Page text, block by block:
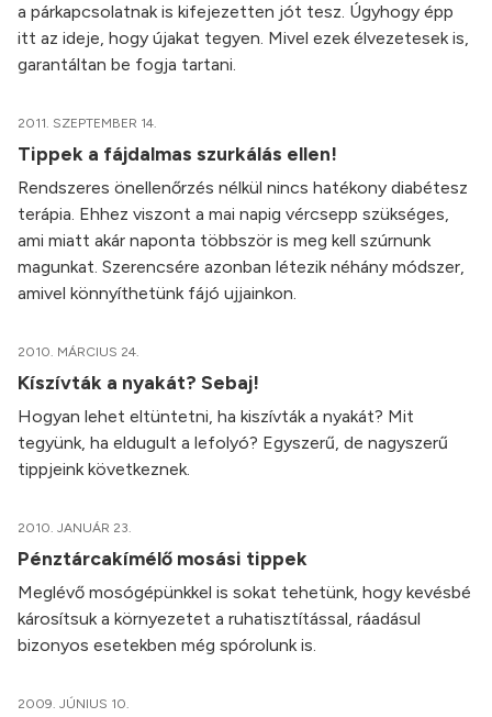
a párkapcsolatnak is kifejezetten jót tesz. Úgyhogy épp
itt az ideje, hogy újakat tegyen. Mivel ezek élvezetesek is,
garantáltan be fogja tartani.
2011. SZEPTEMBER 14.
Tippek a fájdalmas szurkálás ellen!
Rendszeres önellenőrzés nélkül nincs hatékony diabétesz
terápia. Ehhez viszont a mai napig vércsepp szükséges,
ami miatt akár naponta többször is meg kell szúrnunk
magunkat. Szerencsére azonban létezik néhány módszer,
amivel könnyíthetünk fájó ujjainkon.
2010. MÁRCIUS 24.
Kíszívták a nyakát? Sebaj!
Hogyan lehet eltüntetni, ha kiszívták a nyakát? Mit
tegyünk, ha eldugult a lefolyó? Egyszerű, de nagyszerű
tippjeink következnek.
2010. JANUÁR 23.
Pénztárcakímélő mosási tippek
Meglévő mosógépünkkel is sokat tehetünk, hogy kevésbé
károsítsuk a környezetet a ruhatisztítással, ráadásul
bizonyos esetekben még spórolunk is.
2009. JÚNIUS 10.